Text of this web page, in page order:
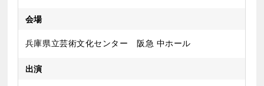
会場
兵庫県立芸術文化センター 阪急 中ホール
出演